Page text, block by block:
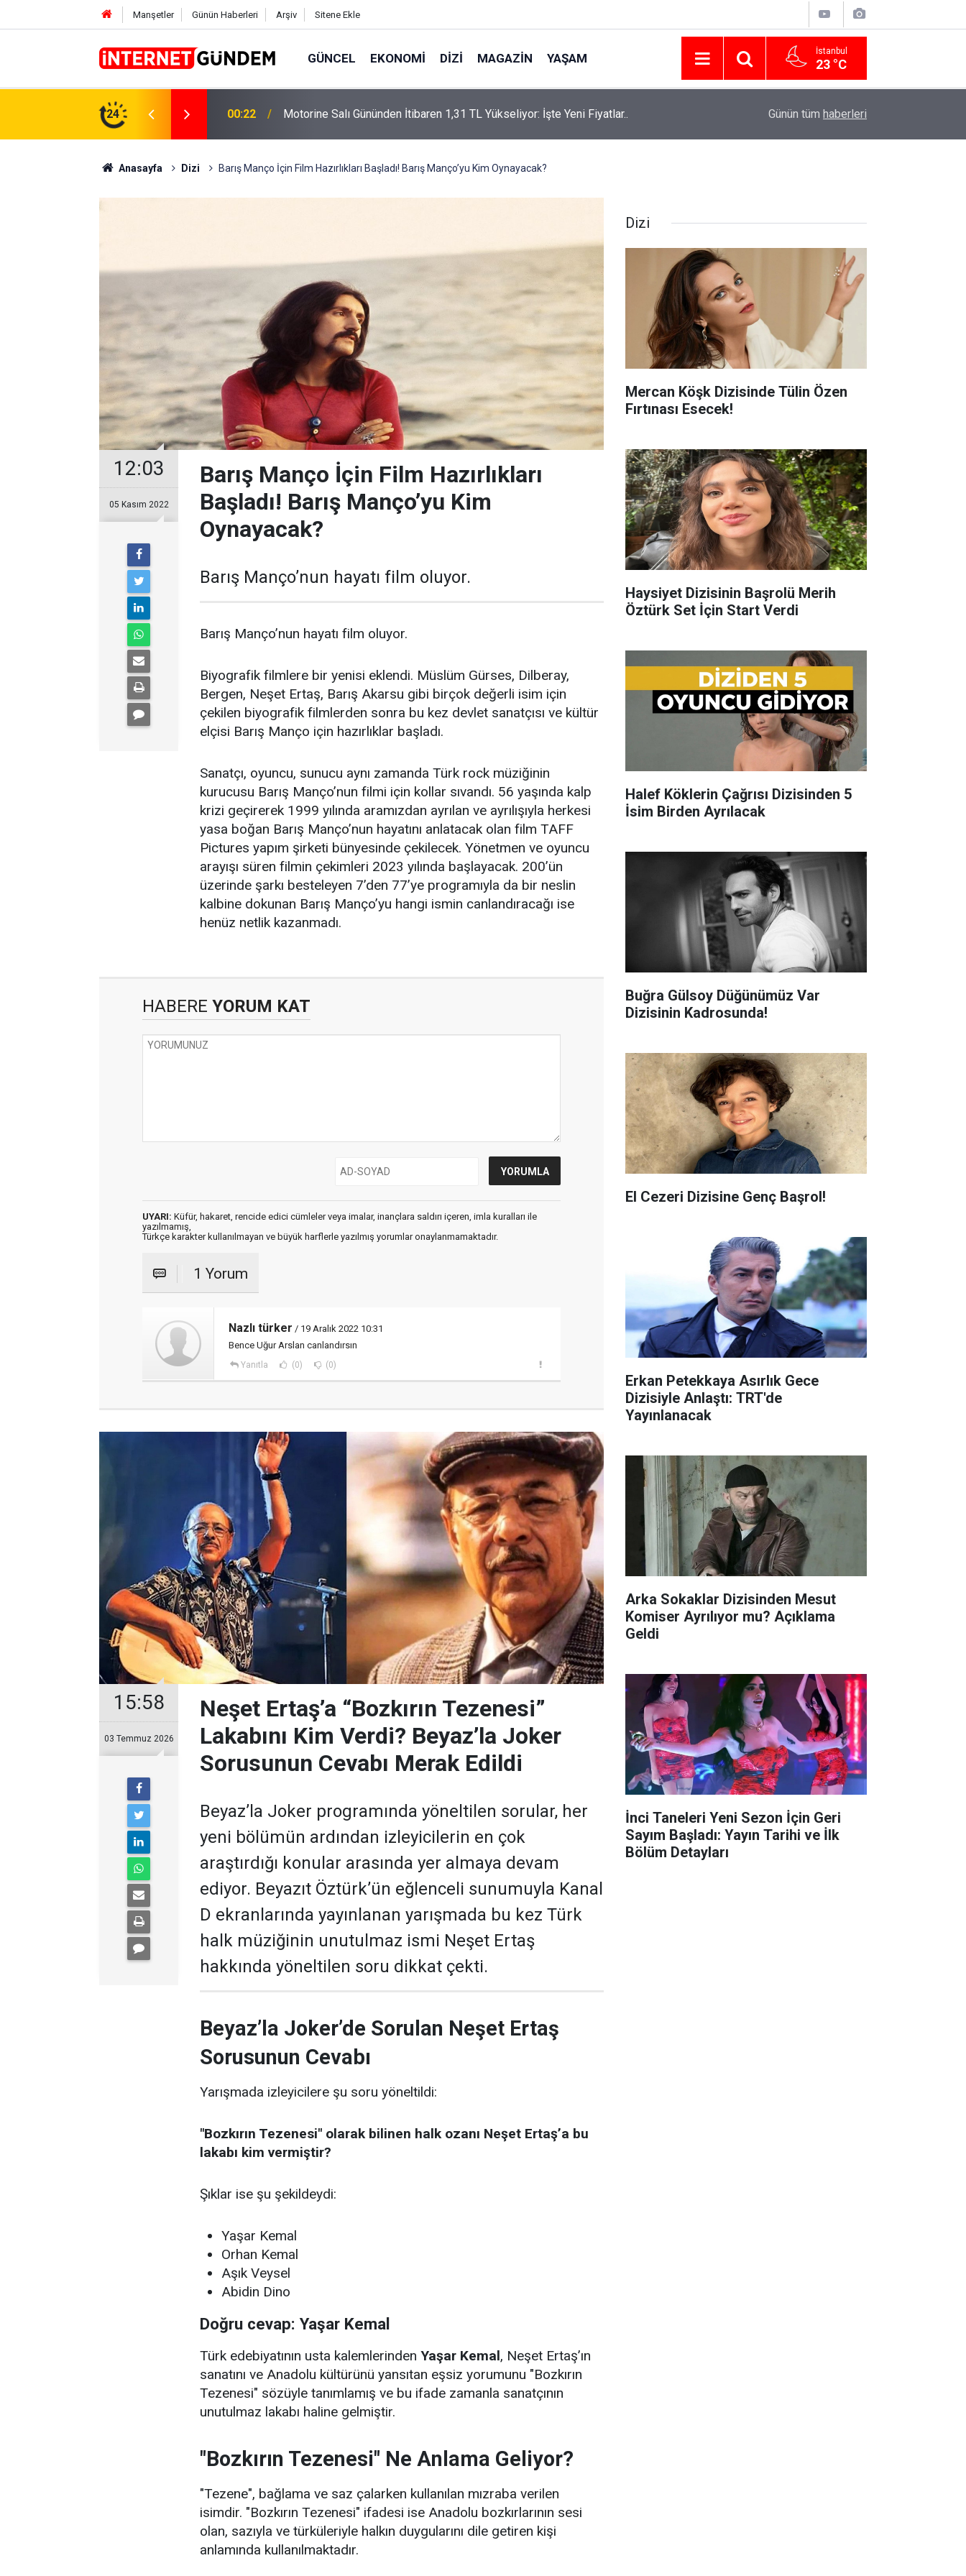
Manşetler Günün Haberleri Arşiv Sitene Ekle
GÜNCEL EKONOMI DIZI MAGAZIN YAŞAM İstanbul
23 °C
24
TL Yükseliyor: İşte Yeni Fiyatlar.. 15:58
Neşet Ertaş’a “Bozkırın Tezenesi” Lakabını Kim Verdi? Beyaz’la Joker
Sorusunun Cevabı Merak Edildi
Günün tüm haberleri
Anasayfa Dizi Barış Manço İçin Film Hazırlıkları Başladı! Barış Manço’yu Kim Oynayacak?
12:03
05 Kasım 2022
Barış Manço İçin Film Hazırlıkları
Başladı! Barış Manço’yu Kim
Oynayacak?
Barış Manço’nun hayatı film oluyor.
Barış Manço’nun hayatı film oluyor.
Biyografik filmlere bir yenisi eklendi. Müslüm Gürses, Dilberay,
Bergen, Neşet Ertaş, Barış Akarsu gibi birçok değerli isim için
çekilen biyografik filmlerden sonra bu kez devlet sanatçısı ve kültür
elçisi Barış Manço için hazırlıklar başladı.
Sanatçı, oyuncu, sunucu aynı zamanda Türk rock müziğinin
kurucusu Barış Manço’nun filmi için kollar sıvandı. 56 yaşında kalp
krizi geçirerek 1999 yılında aramızdan ayrılan ve ayrılışıyla herkesi
yasa boğan Barış Manço’nun hayatını anlatacak olan film TAFF
Pictures yapım şirketi bünyesinde çekilecek. Yönetmen ve oyuncu
arayışı süren filmin çekimleri 2023 yılında başlayacak. 200’ün
üzerinde şarkı besteleyen 7’den 77’ye programıyla da bir neslin
kalbine dokunan Barış Manço’yu hangi ismin canlandıracağı ise
henüz netlik kazanmadı.
HABERE YORUM KAT
UYARI: Küfür, hakaret, rencide edici cümleler veya imalar, inançlara saldırı içeren, imla kuralları ile
yazılmamış,
Türkçe karakter kullanılmayan ve büyük harflerle yazılmış yorumlar onaylanmamaktadır.
1 Yorum
Nazlı türker / 19 Aralık 2022 10:31
Bence Uğur Arslan canlandırsın
Yanıtla (0) (0)
15:58
03 Temmuz 2026
Neşet Ertaş’a “Bozkırın Tezenesi”
Lakabını Kim Verdi? Beyaz’la Joker
Sorusunun Cevabı Merak Edildi
Beyaz’la Joker programında yöneltilen sorular, her
yeni bölümün ardından izleyicilerin en çok
araştırdığı konular arasında yer almaya devam
ediyor. Beyazıt Öztürk’ün eğlenceli sunumuyla Kanal
D ekranlarında yayınlanan yarışmada bu kez Türk
halk müziğinin unutulmaz ismi Neşet Ertaş
hakkında yöneltilen soru dikkat çekti.
Beyaz’la Joker’de Sorulan Neşet Ertaş
Sorusunun Cevabı
Yarışmada izleyicilere şu soru yöneltildi:
"Bozkırın Tezenesi" olarak bilinen halk ozanı Neşet Ertaş’a bu
lakabı kim vermiştir?
Şıklar ise şu şekildeydi:
Yaşar Kemal
Orhan Kemal
Aşık Veysel
Abidin Dino
Doğru cevap: Yaşar Kemal
Türk edebiyatının usta kalemlerinden Yaşar Kemal, Neşet Ertaş’ın
sanatını ve Anadolu kültürünü yansıtan eşsiz yorumunu "Bozkırın
Tezenesi" sözüyle tanımlamış ve bu ifade zamanla sanatçının
unutulmaz lakabı haline gelmiştir.
"Bozkırın Tezenesi" Ne Anlama Geliyor?
"Tezene", bağlama ve saz çalarken kullanılan mızraba verilen
isimdir. "Bozkırın Tezenesi" ifadesi ise Anadolu bozkırlarının sesi
olan, sazıyla ve türküleriyle halkın duygularını dile getiren kişi
anlamında kullanılmaktadır.
Dizi
Mercan Köşk Dizisinde Tülin Özen
Fırtınası Esecek!
Haysiyet Dizisinin Başrolü Merih
Öztürk Set İçin Start Verdi
Halef Köklerin Çağrısı Dizisinden 5
İsim Birden Ayrılacak
Buğra Gülsoy Düğünümüz Var
Dizisinin Kadrosunda!
El Cezeri Dizisine Genç Başrol!
Erkan Petekkaya Asırlık Gece
Dizisiyle Anlaştı: TRT'de
Yayınlanacak
Arka Sokaklar Dizisinden Mesut
Komiser Ayrılıyor mu? Açıklama
Geldi
İnci Taneleri Yeni Sezon İçin Geri
Sayım Başladı: Yayın Tarihi ve İlk
Bölüm Detayları